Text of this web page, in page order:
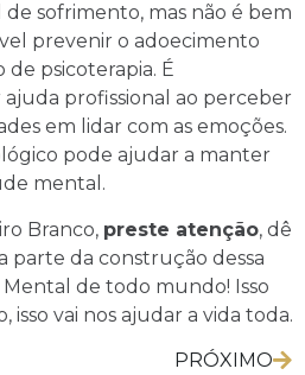
sofrimento, mas não é bem
prevenir o adoecimento
psicoterapia. É
profissional ao perceber
em lidar com as emoções.
pode ajudar a manter
mental.
Branco, preste atenção, dê
parte da construção dessa
de todo mundo! Isso
isso vai nos ajudar a vida toda.
PRÓXIMO